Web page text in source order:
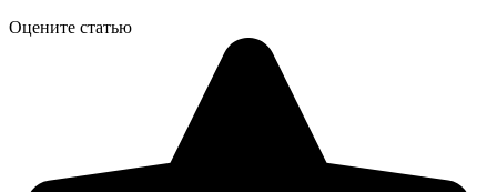
Оцените статью